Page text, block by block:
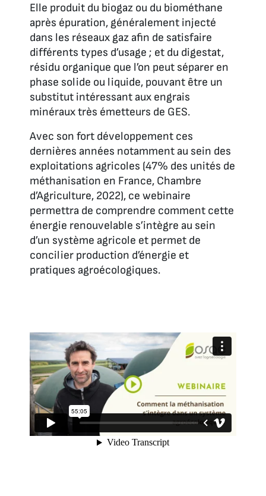
Elle produit du biogaz ou du biométhane
après épuration, généralement injecté
dans les réseaux gaz afin de satisfaire
différents types d’usage ; et du digestat,
résidu organique que l’on peut séparer en
phase solide ou liquide, pouvant être un
substitut intéressant aux engrais
minéraux très émetteurs de GES.
Avec son fort développement ces
dernières années notamment au sein des
exploitations agricoles (47% des unités de
méthanisation en France, Chambre
d’Agriculture, 2022), ce webinaire
permettra de comprendre comment cette
énergie renouvelable s’intègre au sein
d’un système agricole et permet de
concilier production d’énergie et
pratiques agroécologiques.